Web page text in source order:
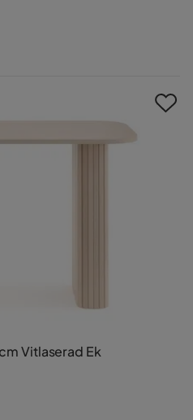
Vitlaserad Ek